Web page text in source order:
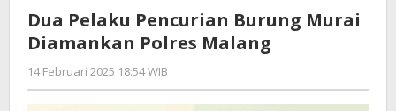
Burung
Murai
Malang
Dua Pelaku Pencurian Burung Murai
Diamankan Polres Malang
14 Februari 2025 18:54 WIB
Faisal